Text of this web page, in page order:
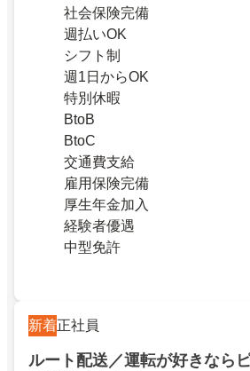
社会保険完備
週払いOK
シフト制
週1日からOK
特別休暇
BtoB
BtoC
交通費支給
雇用保険完備
厚生年金加入
経験者優遇
中型免許
新着正社員
ルート配送／運転が好きなら